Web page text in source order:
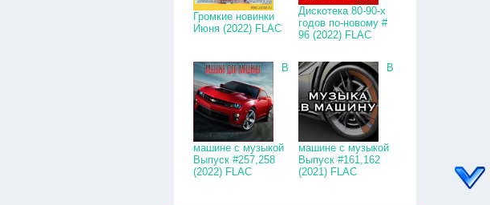
Громкие новинки
Июня (2022) FLAC
Дискотека 80-90-х
годов по-новому #
96 (2022) FLAC
В
машине с музыкой
Выпуск #257,258
(2022) FLAC
В
машине с музыкой
Выпуск #161,162
(2021) FLAC